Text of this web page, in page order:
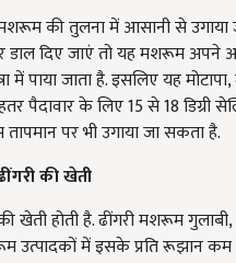
की तुलना में आसानी से
डाल दिए जाएं तो यह मशरूम अपने
में पाया जाता है. इसलिए यह
पैदावार के लिए 15 से 18 डिग्री
पर भी उगाया जा सकता है.
की खेती
होती है. ढींगरी मशरूम
उत्पादकों में इसके प्रति रूझान